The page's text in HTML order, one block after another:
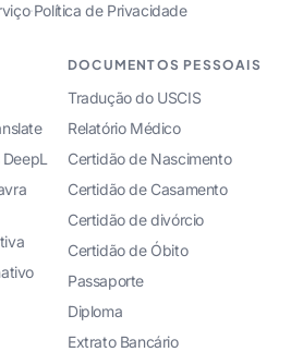
·Política de Privacidade
DOCUMENTOS PESSOAIS
Tradução do USCIS
Relatório Médico
Certidão de Nascimento
Certidão de Casamento
Certidão de divórcio
Certidão de Óbito
Passaporte
Diploma
Extrato Bancário